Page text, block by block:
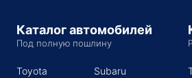
Каталог автомобилей
Под полную пошлину
Toyota
Subaru